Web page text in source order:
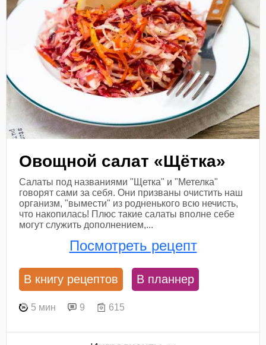
Овощной салат «Щётка»
Салаты под названиями "Щетка" и "Метелка"
говорят сами за себя. Они призваны очистить наш
организм, "вымести" из родненького всю нечисть,
что накопилась! Плюс такие салаты вполне себе
могут служить дополнением,...
Посмотреть рецепт
В книгу рецептов В планнер
5 мин 9 615